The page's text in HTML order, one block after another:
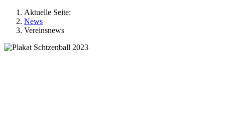
Aktuelle Seite:
News
Vereinsnews